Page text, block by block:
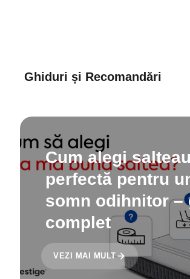
Ghiduri și Recomandări
Cum alegi
perfectă pentru
somn odihnitor –
complet
VEZI MAI MULT